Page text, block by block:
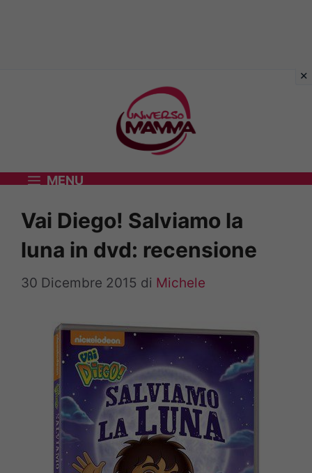
MENU
Vai Diego! Salviamo la
luna in dvd: recensione
30 Dicembre 2015 di Michele